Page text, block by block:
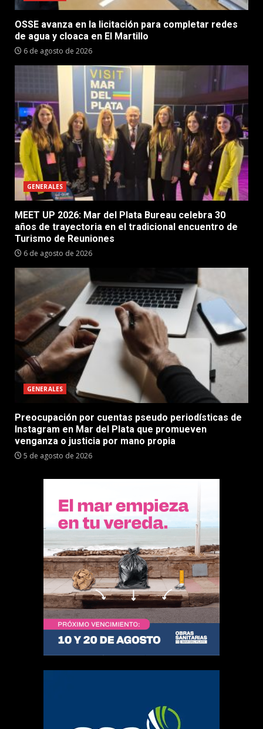
OSSE avanza en la licitación para completar redes
de agua y cloaca en El Martillo
6 de agosto de 2026
GENERALES
MEET UP 2026: Mar del Plata Bureau celebra 30
años de trayectoria en el tradicional encuentro de
Turismo de Reuniones
6 de agosto de 2026
GENERALES
Preocupación por cuentas pseudo periodísticas de
Instagram en Mar del Plata que promueven
venganza o justicia por mano propia
5 de agosto de 2026